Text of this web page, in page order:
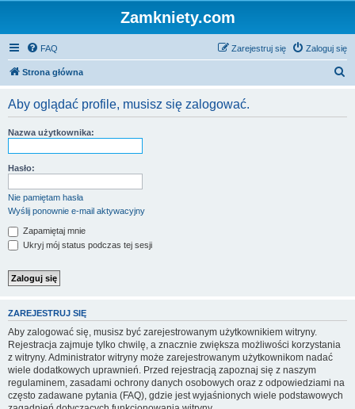
Zamkniety.com
FAQ Zaloguj się
Zarejestruj się
Strona główna
Aby oglądać profile, musisz się zalogować.
Nazwa użytkownika:
Hasło:
Nie pamiętam hasła
Wyślij ponownie e-mail aktywacyjny
Zapamiętaj mnie
Ukryj mój status podczas tej sesji
ZAREJESTRUJ SIĘ
Aby zalogować się, musisz być zarejestrowanym użytkownikiem witryny.
Rejestracja zajmuje tylko chwilę, a znacznie zwiększa możliwości korzystania
z witryny. Administrator witryny może zarejestrowanym użytkownikom nadać
wiele dodatkowych uprawnień. Przed rejestracją zapoznaj się z naszym
regulaminem, zasadami ochrony danych osobowych oraz z odpowiedziami na
często zadawane pytania (FAQ), gdzie jest wyjaśnionych wiele podstawowych